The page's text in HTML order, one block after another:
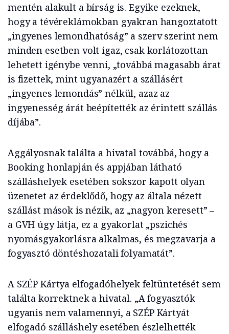
mentén alakult a bírság is. Egyike ezeknek,
hogy a tévéreklámokban gyakran hangoztatott
„ingyenes lemondhatóság” a szerv szerint nem
minden esetben volt igaz, csak korlátozottan
lehetett igénybe venni, „továbbá magasabb árat
is fizettek, mint ugyanazért a szállásért
„ingyenes lemondás” nélkül, azaz az
ingyenesség árát beépítették az érintett szállás
díjába”.
Aggályosnak találta a hivatal továbbá, hogy a
Booking honlapján és appjában látható
szálláshelyek esetében sokszor kapott olyan
üzenetet az érdeklődő, hogy az általa nézett
szállást mások is nézik, az „nagyon keresett” –
a GVH úgy látja, ez a gyakorlat „pszichés
nyomásgyakorlásra alkalmas, és megzavarja a
fogyasztó döntéshozatali folyamatát”.
A SZÉP Kártya elfogadóhelyek feltüntetését sem
találta korrektnek a hivatal. „A fogyasztók
ugyanis nem valamennyi, a SZÉP Kártyát
elfogadó szálláshely esetében észlelhették